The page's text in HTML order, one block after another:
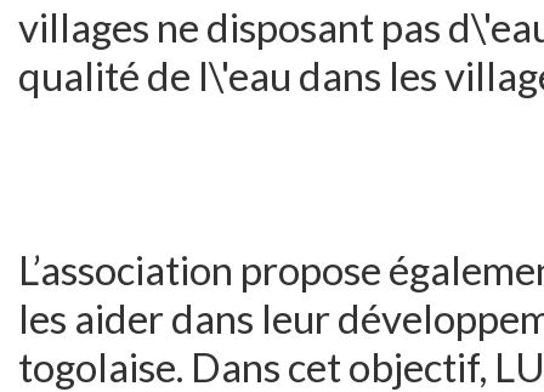
villages ne disposant pas
qualité de l\'eau dans les
L’association propose
les aider dans leur
togolaise. Dans cet objectif,